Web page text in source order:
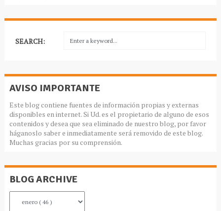
SEARCH:
AVISO IMPORTANTE
Este blog contiene fuentes de información propias y externas
disponibles en internet. Si Ud. es el propietario de alguno de esos
contenidos y desea que sea eliminado de nuestro blog, por favor
háganoslo saber e inmediatamente será removido de este blog.
Muchas gracias por su comprensión.
BLOG ARCHIVE